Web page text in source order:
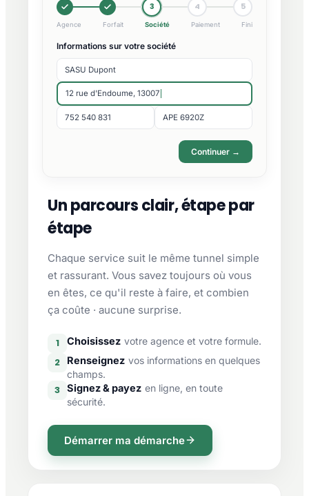
3 4 5
Agence Forfait Société Paiement Fini
Informations sur votre société
SASU Dupont
12 rue d'Endoume, 13007
752 540 831 APE 6920Z
Continuer →
Un parcours clair, étape par
étape
Chaque service suit le même tunnel simple
et rassurant. Vous savez toujours où vous
en êtes, ce qu'il reste à faire, et combien
ça coûte · aucune surprise.
1 Choisissez votre agence et votre formule.
2 Renseignez vos informations en quelques
champs.
3 Signez & payez en ligne, en toute
sécurité.
Démarrer ma démarche